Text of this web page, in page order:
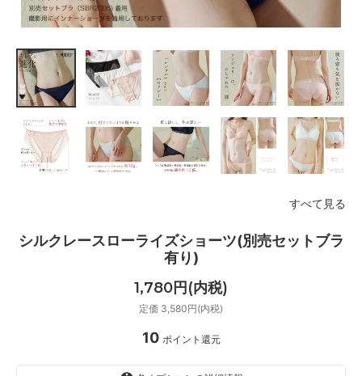
すべて見る
シルクレースローライズショーツ(別売セットブラ
有り)
1,780円(内税)
定価 3,580円(内税)
10 ポイント還元